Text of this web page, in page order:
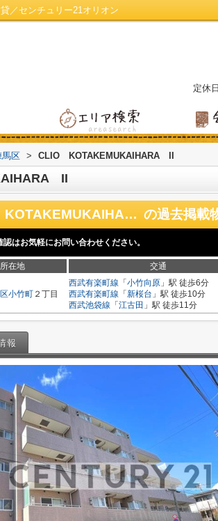
／センチュリー21オリオン
定休
馬区 > CLIO KOTAKEMUKAIHARA II
II
CLIO KOTAKEMUKAIHARA II の過去掲載
認はお気軽にお問い合わせください。
所在地 交通
小竹町 ２丁目
西武有楽町線 「 小竹向原 」駅 徒歩6分
西武有楽町線 「 新桜台 」駅 徒歩10分
西武池袋線 「 江古田 」駅 徒歩11分
報